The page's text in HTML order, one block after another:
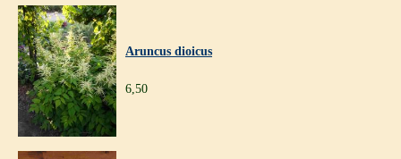
Aruncus dioicus
6,50